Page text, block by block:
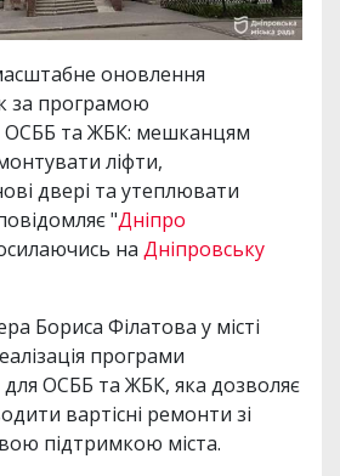
оновлення
за програмою
ОСББ та ЖБК: мешканцям
ліфти,
двері та утеплювати
"Дніпро
на Дніпровську
Бориса Філатова у місті
програми
для ОСББ та ЖБК, яка дозволяє
вартісні ремонти зі
підтримкою міста.